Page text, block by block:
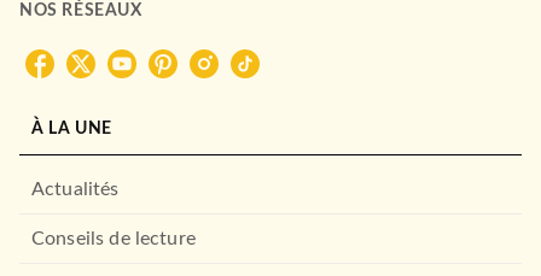
NOS RÉSEAUX
À LA UNE
Actualités
Conseils de lecture